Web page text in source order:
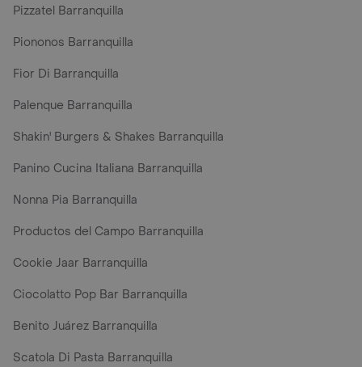
Pizzatel Barranquilla
Piononos Barranquilla
Fior Di Barranquilla
Palenque Barranquilla
Shakin' Burgers & Shakes Barranquilla
Panino Cucina Italiana Barranquilla
Nonna Pia Barranquilla
Productos del Campo Barranquilla
Cookie Jaar Barranquilla
Ciocolatto Pop Bar Barranquilla
Benito Juárez Barranquilla
Scatola Di Pasta Barranquilla